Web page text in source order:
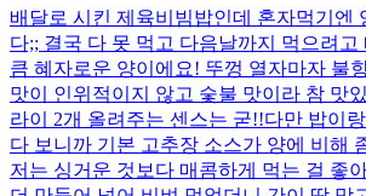
배달로 시킨 제육비빔밥인데 혼자먹기엔
다;; 결국 다 못 먹고 다음날까지 먹으려
큼 혜자로운 양이에요! 뚜껑 열자마자 불
맛이 인위적이지 않고 숯불 맛이라 참 맛
라이 2개 올려주는 센스는 굳!! ​다만 밥이
다 보니까 기본 고추장 소스가 양에 비해
저는 싱거운 것보다 매콤하게 먹는 걸 좋